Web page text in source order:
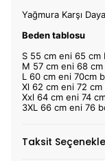
Yağmura Karşı
Beden tablosu
S 55 cm eni 65 cm
M 57 cm eni 68
L 60 cm eni 70cm
Xl 62 cm eni 72 cm
Xxl 64 cm eni 74
3XL 66 cm eni 76
Taksit